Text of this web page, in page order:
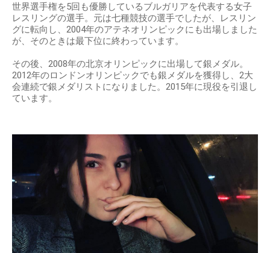
世界選手権を5回も優勝しているブルガリアを代表する女子
レスリングの選手。元は七種競技の選手でしたが、レスリン
グに転向し、2004年のアテネオリンピックにも出場しました
が、そのときは最下位に終わっています。
その後、2008年の北京オリンピックに出場して銀メダル。
2012年のロンドンオリンピックでも銀メダルを獲得し、2大
会連続で銀メダリストになりました。2015年に現役を引退し
ています。